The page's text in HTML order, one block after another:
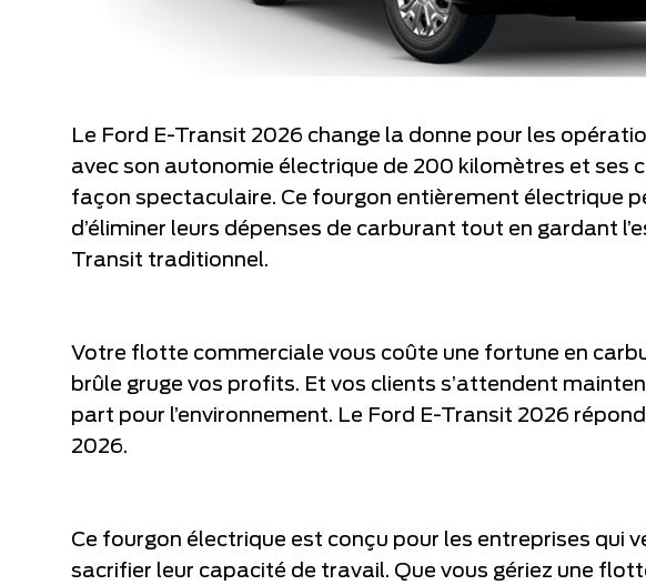
Le Ford E-Transit 2026 change la donne pour les
avec son autonomie électrique de 200 kilomètres et ses
façon spectaculaire. Ce fourgon entièrement électrique
d’éliminer leurs dépenses de carburant tout en gardant
Transit traditionnel.
Votre flotte commerciale vous coûte une fortune en
brûle gruge vos profits. Et vos clients s’attendent
part pour l’environnement. Le Ford E-Transit 2026
2026.
Ce fourgon électrique est conçu pour les entreprises qui
sacrifier leur capacité de travail. Que vous gériez une